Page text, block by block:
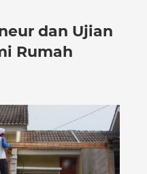
dan Ujian
Rumah